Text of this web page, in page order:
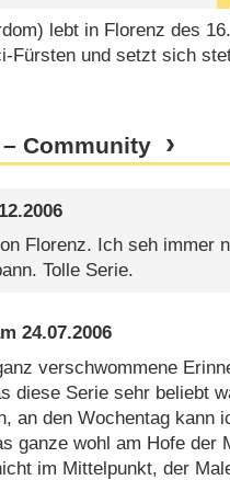
lebt in Florenz des
Fürsten und setzt sich
Community
Florenz. Ich seh immer
Tolle Serie.
24.07.2006
verschwommene
diese Serie sehr beliebt
an den Wochentag kann
ganze wohl am Hofe der
im Mittelpunkt, der